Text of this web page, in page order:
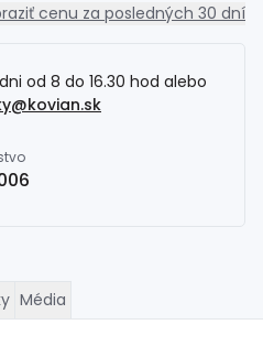
cenu za posledných 30 dní
od 8 do 16.30 hod alebo
Média